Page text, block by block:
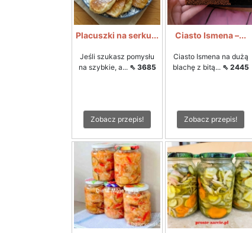
Placuszki na serku...
Jeśli szukasz pomysłu
na szybkie, a... ⇖ 3685
Zobacz przepis!
Ciasto Ismena –...
Ciasto Ismena na dużą
blachę z bitą... ⇖ 2445
Zobacz przepis!